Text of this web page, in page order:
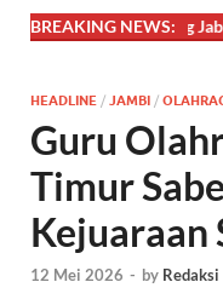
BREAKING NEWS:
Dari Tanjung Jabung
HEADLINE / JAMBI /
Guru
Timur
Kejuaraan
12 Mei 2026 - by Redaksi